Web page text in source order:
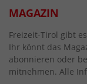
MAGAZIN
Freizeit-Tirol gibt
Ihr könnt das
abonnieren oder
mitnehmen. Alle